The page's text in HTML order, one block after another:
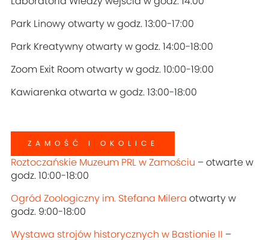
Park Linowy otwarty w godz. 13:00-17:00
Park Kreatywny otwarty w godz. 14:00-18:00
Zoom Exit Room otwarty w godz. 10:00-19:00
Kawiarenka otwarta w godz. 13:00-18:00
ZAMOŚĆ I OKOLICE
Roztoczańskie Muzeum PRL w Zamościu – otwarte w
godz. 10:00-18:00
Ogród Zoologiczny im. Stefana Milera otwarty w
godz. 9:00-18:00
Wystawa strojów historycznych w Bastionie II
–